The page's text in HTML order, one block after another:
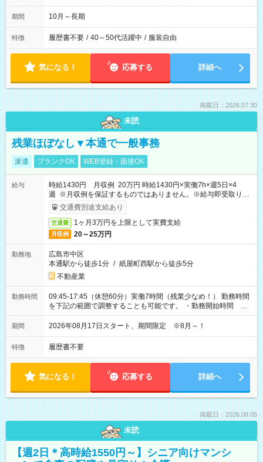
期間 10月～長期
特徴 履歴書不要 / 40～50代活躍中 / 服装自由
気になる！ 応募する 詳細へ
掲載日：2026.07.30
未読
残業ほぼなし▼本通で一般事務
派遣 ブランクOK WEB登録・面接OK
給与
時給1430円 月収例 20万円 時給1430円×実働7h×週5日×4
週 ※月収例を保証するものではありません。※給与即受取りサ
ービス利用可（利用条件有）
交通費別途支給あり
交通費 1ヶ月3万円を上限として実費支給
月収例 20～25万円
勤務地
広島市中区
本通駅から徒歩1分 / 紙屋町西駅から徒歩5分
不動産業
勤務時間
09:45-17:45（休憩60分）実働7時間（残業少なめ！） 勤務時間
を下記の範囲で調整することも可能です。 ・勤務開始時間
09:45～12:30 ・勤務終了時間 15:45～18:30 ・実働 05:00～
07:45
期間 2026年08月17日スタート、期間限定 ※8月～！
特徴 履歴書不要
気になる！ 応募する 詳細へ
掲載日：2026.08.05
未読
【週2日＊高時給1550円～】シニア向けマンシ